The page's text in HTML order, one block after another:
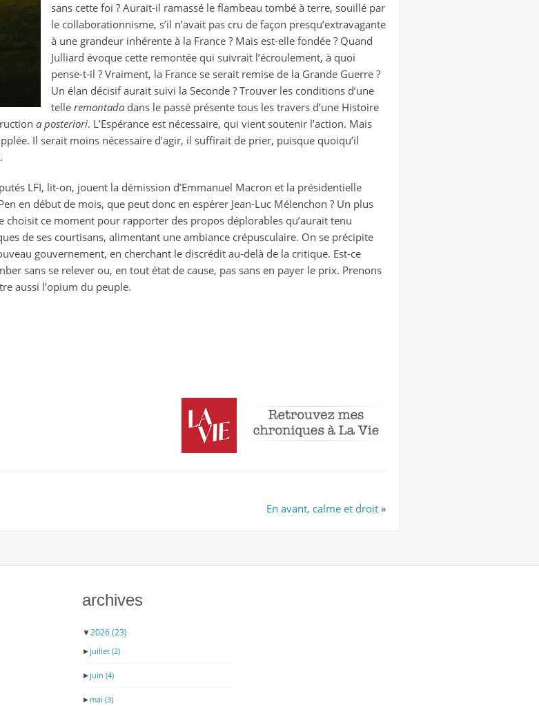
sans cette foi ? Aurait-il ramassé le flambeau tombé à terre, souillé par
le collaborationnisme, s’il n’avait pas cru de façon presqu’extravagante
à une grandeur inhérente à la France ? Mais est-elle fondée ? Quand
Julliard évoque cette remontée qui suivrait l’écroulement, à quoi
pense-t-il ? Vraiment, la France se serait remise de la Grande Guerre ?
Un élan décisif aurait suivi la Seconde ? Trouver les conditions d’une
telle remontada dans le passé présente tous les travers d’une Histoire
a posteriori. L’Espérance est nécessaire, qui vient soutenir l’action. Mais
Il serait moins nécessaire d’agir, il suffirait de prier, puisque quoiqu’il
LFI, lit-on, jouent la démission d’Emmanuel Macron et la présidentielle
en début de mois, que peut donc en espérer Jean-Luc Mélenchon ? Un plus
choisit ce moment pour rapporter des propos déplorables qu’aurait tenu
de ses courtisans, alimentant une ambiance crépusculaire. On se précipite
gouvernement, en cherchant le discrédit au-delà de la critique. Est-ce
sans se relever ou, en tout état de cause, pas sans en payer le prix. Prenons
aussi l’opium du peuple.
En avant, calme et droit »
archives
▼2026(23)
► juillet (2)
► juin (4)
► mai (3)